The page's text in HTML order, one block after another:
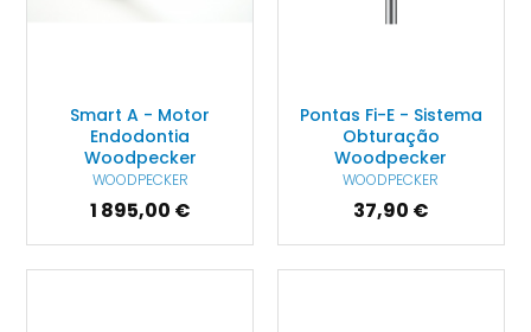
Smart A - Motor
Endodontia
Woodpecker
WOODPECKER
1 895,00 €
Pontas Fi-E - Sistema
Obturação
Woodpecker
WOODPECKER
37,90 €